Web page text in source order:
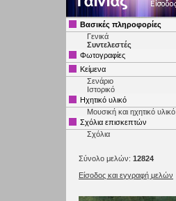
Βασικές πληροφορίες
Γενικά
Συντελεστές
Φωτογραφίες
Κείμενα
Σενάριο
Ιστορικό
Ηχητικό υλικό
Μουσική και ηχητικό υλικό
Σχόλια επισκεπτών
Σχόλια
Σύνολο μελών: 12824
Είσοδος και εγγραφή μελών